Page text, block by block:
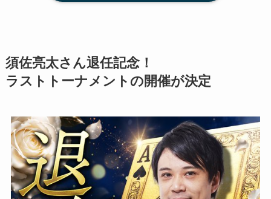
須佐亮太さん退任記念！
ラストトーナメントの開催が決定